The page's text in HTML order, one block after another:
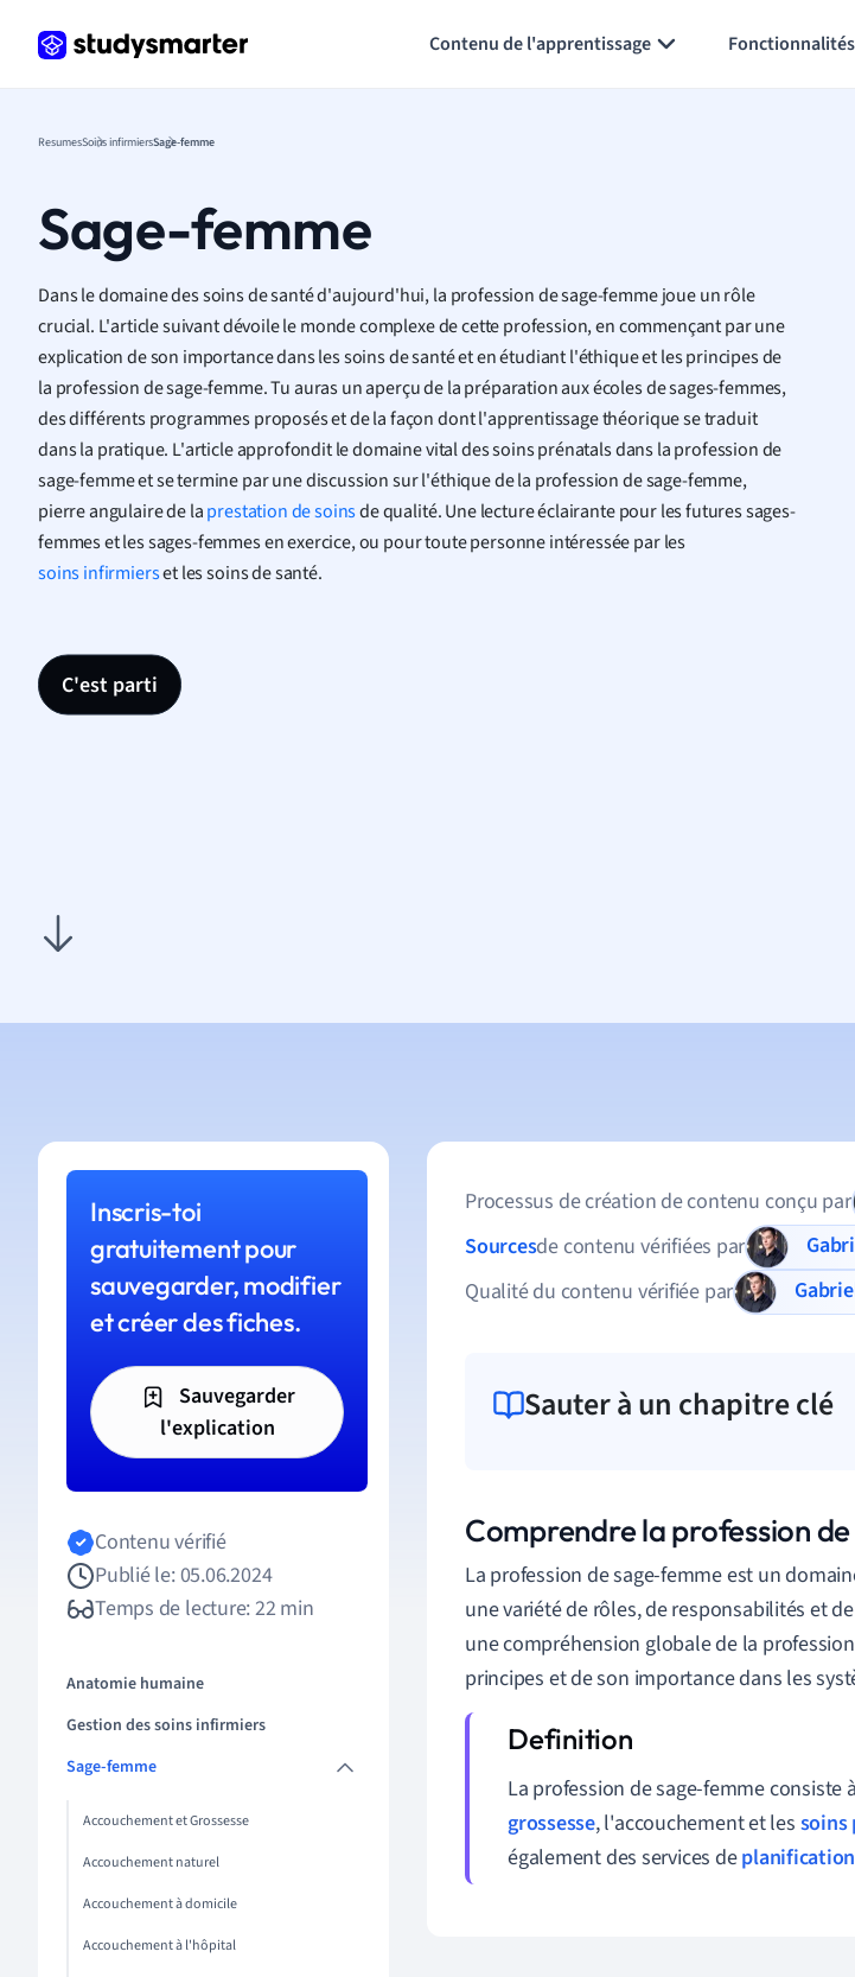
Contenu de l'apprentissage Fonctionnalités
ResumesSoins infirmiersSage-femme
Sage-femme
Dans le domaine des soins de santé d'aujourd'hui, la profession de sage-femme joue un rôle
crucial. L'article suivant dévoile le monde complexe de cette profession, en commençant par une
explication de son importance dans les soins de santé et en étudiant l'éthique et les principes de
la profession de sage-femme. Tu auras un aperçu de la préparation aux écoles de sages-femmes,
des différents programmes proposés et de la façon dont l'apprentissage théorique se traduit
dans la pratique. L'article approfondit le domaine vital des soins prénatals dans la profession de
sage-femme et se termine par une discussion sur l'éthique de la profession de sage-femme,
pierre angulaire de laprestation de soinsde qualité. Une lecture éclairante pour les futures sages-
femmes et les sages-femmes en exercice, ou pour toute personne intéressée par les
soins infirmierset les soins de santé.
C'est parti
Inscris-toi
gratuitement pour
sauvegarder, modifier
et créer des fiches.
Sauvegarder
l'explication
Contenu vérifié
Publié le: 05.06.2024
Temps de lecture: 22 min
Anatomie humaine
Gestion des soins infirmiers
Sage-femme
Accouchement et Grossesse
Accouchement naturel
Accouchement à domicile
Accouchement à l'hôpital
Processus de création de contenu conçu par
Sourcesde contenu vérifiées par
Qualité du contenu vérifiée par
Sauter à un chapitre clé
Comprendre la profession
La profession de sage-femme est un
une variété de rôles, de responsabilités et
une compréhension globale de la
principes et de son importance dans les
La profession de sage-femme
grossesse, l'accouchement et les soins
également des services de